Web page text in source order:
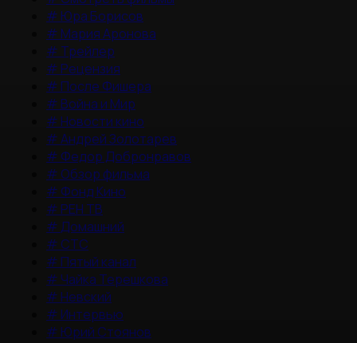
# Юра Борисов
# Мария Аронова
# Трейлер
# Рецензия
# После Фишера
# Война и Мир
# Новости кино
#Андрей Золотарев
# Федор Добронравов
# Обзор фильма
# Фонд Кино
# РЕН ТВ
# Домашний
# СТС
# Пятый канал
# Чайка Терешкова
# Невский
# Интервью
# Юрий Стоянов